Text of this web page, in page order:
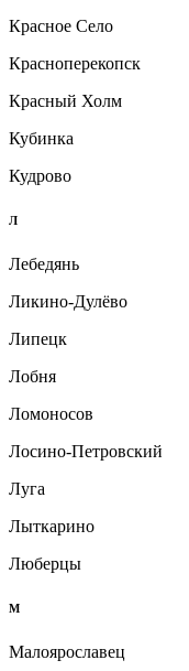
Красное Село
Красноперекопск
Красный Холм
Кубинка
Кудрово
Л
Лебедянь
Ликино-Дулёво
Липецк
Лобня
Ломоносов
Лосино-Петровский
Луга
Лыткарино
Люберцы
М
Малоярославец